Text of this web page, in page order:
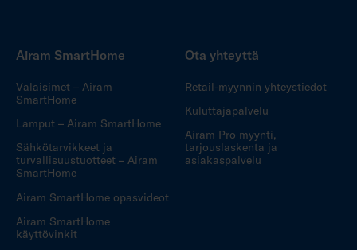
Airam SmartHome
Valaisimet – Airam
SmartHome
Lamput – Airam SmartHome
Sähkötarvikkeet ja
turvallisuustuotteet – Airam
SmartHome
Airam SmartHome opasvideot
Airam SmartHome
käyttövinkit
Ota yhteyttä
Retail-myynnin yhteystiedot
Kuluttajapalvelu
Airam Pro myynti,
tarjouslaskenta ja
asiakaspalvelu